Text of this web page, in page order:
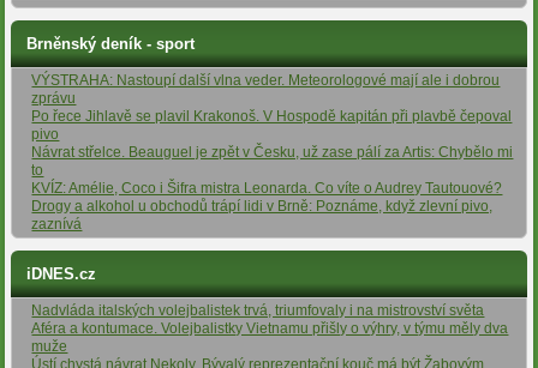
Brněnský deník - sport
VÝSTRAHA: Nastoupí další vlna veder. Meteorologové mají ale i dobrou
zprávu
Po řece Jihlavě se plavil Krakonoš. V Hospodě kapitán při plavbě čepoval
pivo
Návrat střelce. Beauguel je zpět v Česku, už zase pálí za Artis: Chybělo mi
to
KVÍZ: Amélie, Coco i Šifra mistra Leonarda. Co víte o Audrey Tautouové?
Drogy a alkohol u obchodů trápí lidi v Brně: Poznáme, když zlevní pivo,
zaznívá
iDNES.cz
Nadvláda italských volejbalistek trvá, triumfovaly i na mistrovství světa
Aféra a kontumace. Volejbalistky Vietnamu přišly o výhry, v týmu měly dva
muže
Ústí chystá návrat Nekoly. Bývalý reprezentační kouč má být Žabovým